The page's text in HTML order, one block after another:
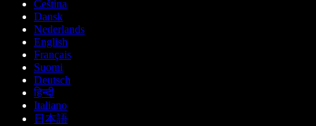
Čeština
Dansk
Nederlands
English
Français
Suomi
Deutsch
हिन्दी
Italiano
日本語